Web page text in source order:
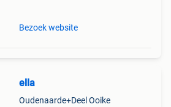
Bezoek website
ella
Oudenaarde+Deel Ooike